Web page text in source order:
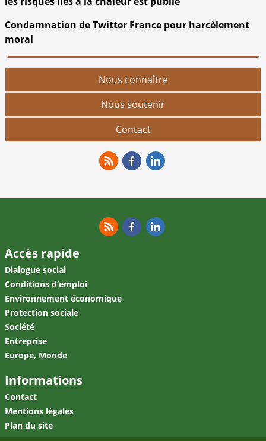
Condamnation de Twitter France pour harcèlement
moral
Nous connaître
Nous soutenir
Contact
Accès rapide
Dialogue social
Conditions d’emploi
Environnement économique
Protection sociale
Société
Entreprise
Europe, Monde
Informations
Contact
Mentions légales
Plan du site